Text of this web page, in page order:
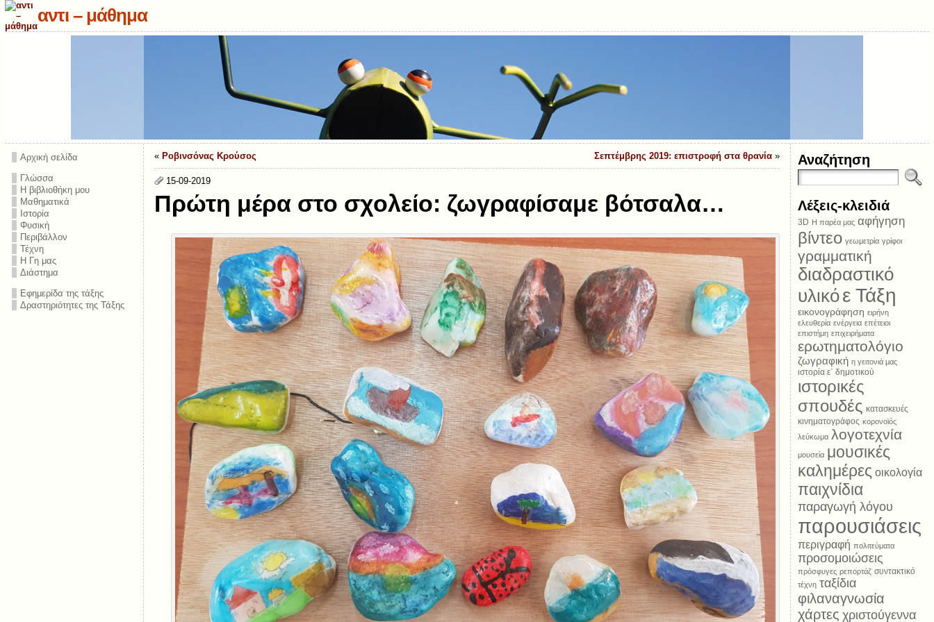
αντι – μάθημα
Αρχική σελίδα
Γλώσσα
Η βιβλιοθήκη μου
Μαθηματικά
Ιστορία
Φυσική
Περιβάλλον
Τέχνη
Η Γη μας
Διάστημα
Εφημερίδα της τάξης
Δραστηριότητες της Τάξης
« Ροβινσόνας Κρούσος Σεπτέμβρης 2019: επιστροφή στα θρανία»
15-09-2019
Πρώτη μέρα στο σχολείο: ζωγραφίσαμε βότσαλα…
Αναζήτηση
Λέξεις-κλειδιά
3D Η παρέα μας αφήγηση
βίντεο γεωμετρία γρίφοι
γραμματική
διαδραστικό
υλικόε Τάξη
εικονογράφηση ειρήνη
ελευθερία ενέργεια επέτειοι
επιστήμη επιχειρήματα
ερωτηματολόγιο
ζωγραφική η γειτονιά μας
ιστορία ε΄ δημοτικού
ιστορικές
σπουδές κατασκευές
κινηματογράφος κορονοϊός
λεύκωμα λογοτεχνία
μουσεία μουσικές
καλημέρες οικολογία
παιχνίδια
παραγωγή λόγου
παρουσιάσεις
περιγραφή πολιτεύματα
προσομοιώσεις
πρόσφυγες ρεπορτάζ συντακτικό
τέχνη ταξίδια
φιλαναγνωσία
χάρτες χριστούγεννα